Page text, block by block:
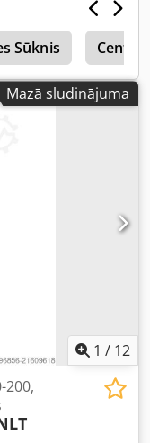
Sūknis
Mazā sludinājuma
1 / 12
200,